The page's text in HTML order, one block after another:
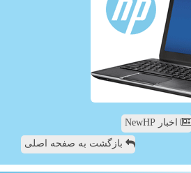
اخبار NewHP
بازگشت به صفحه اصلی